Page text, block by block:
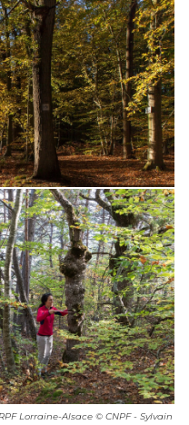
Lorraine-Alsace © CNPF - Sylvain